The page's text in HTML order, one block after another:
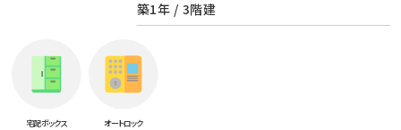
築1年 / 3階建
宅配ボックス オートロック